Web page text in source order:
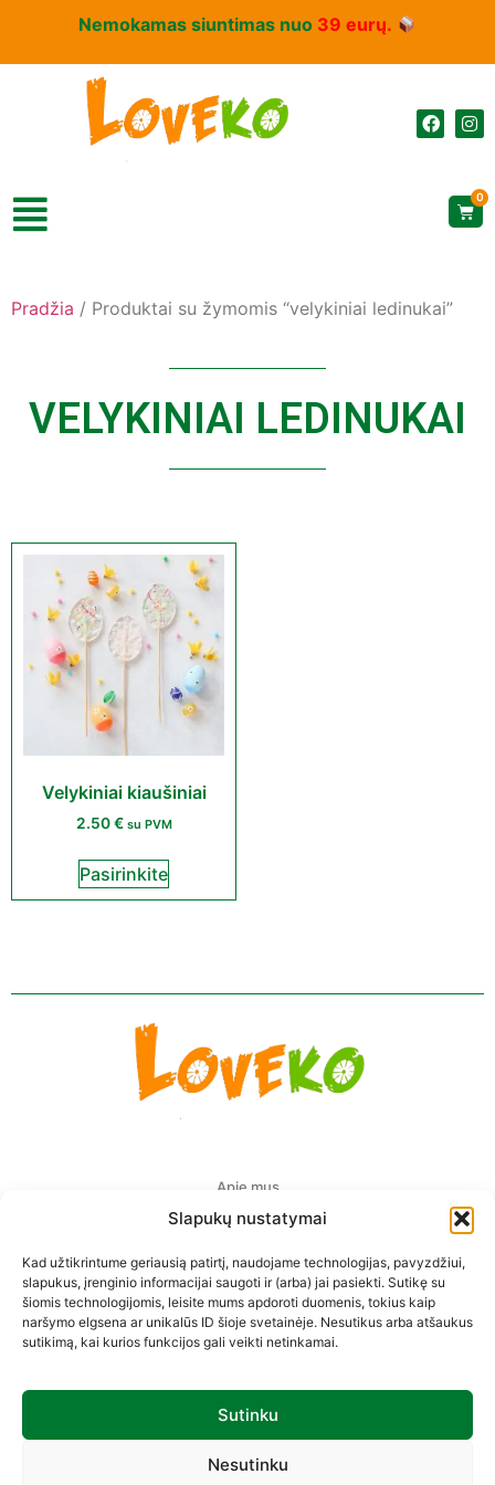
Slapukų nustatymai
Kad užtikrintume geriausią patirtį, naudojame technologijas, pavyzdžiui,
slapukus, įrenginio informacijai saugoti ir (arba) jai pasiekti. Sutikę su
šiomis technologijomis, leisite mums apdoroti duomenis, tokius kaip
naršymo elgsena ar unikalūs ID šioje svetainėje. Nesutikus arba atšaukus
sutikimą, kai kurios funkcijos gali veikti netinkamai.
Sutinku
Nesutinku
Nemokamas siuntimas nuo 39 eurų.
0
Pradžia / Produktai su žymomis “velykiniai ledinukai”
VELYKINIAI LEDINUKAI
Velykiniai kiaušiniai
2.50€ su PVM
Pasirinkite
Apie mus
Pristatymas Europoje
Privatumo politika
Prekių pirkimo-pardavimo taisyklės
Sekite mus